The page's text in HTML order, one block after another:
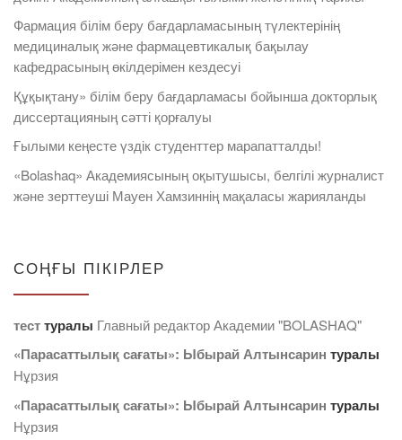
Фармация білім беру бағдарламасының түлектерінің
медициналық және фармацевтикалық бақылау
кафедрасының өкілдерімен кездесуі
Құқықтану» білім беру бағдарламасы бойынша докторлық
диссертацияның сәтті қорғалуы
Ғылыми кеңесте үздік студенттер марапатталды!
«Bolashaq» Академиясының оқытушысы, белгілі журналист
және зерттеуші Мауен Хамзиннің мақаласы жарияланды
СОҢҒЫ ПІКІРЛЕР
тесттуралы Главный редактор Академии "BOLASHAQ"
«Парасаттылық сағаты»: Ыбырай Алтынсарин туралы
Нұрзия
«Парасаттылық сағаты»: Ыбырай Алтынсарин туралы
Нұрзия